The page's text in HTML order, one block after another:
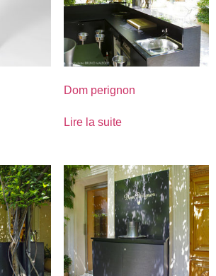
Dom perignon
Lire la suite